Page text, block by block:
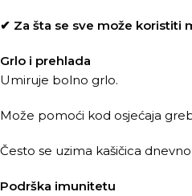
✔ Za šta se sve može koristiti
Grlo i prehlada
Umiruje bolno grlo.
Može pomoći kod osjećaja
Često se uzima kašičica
Podrška imunitetu